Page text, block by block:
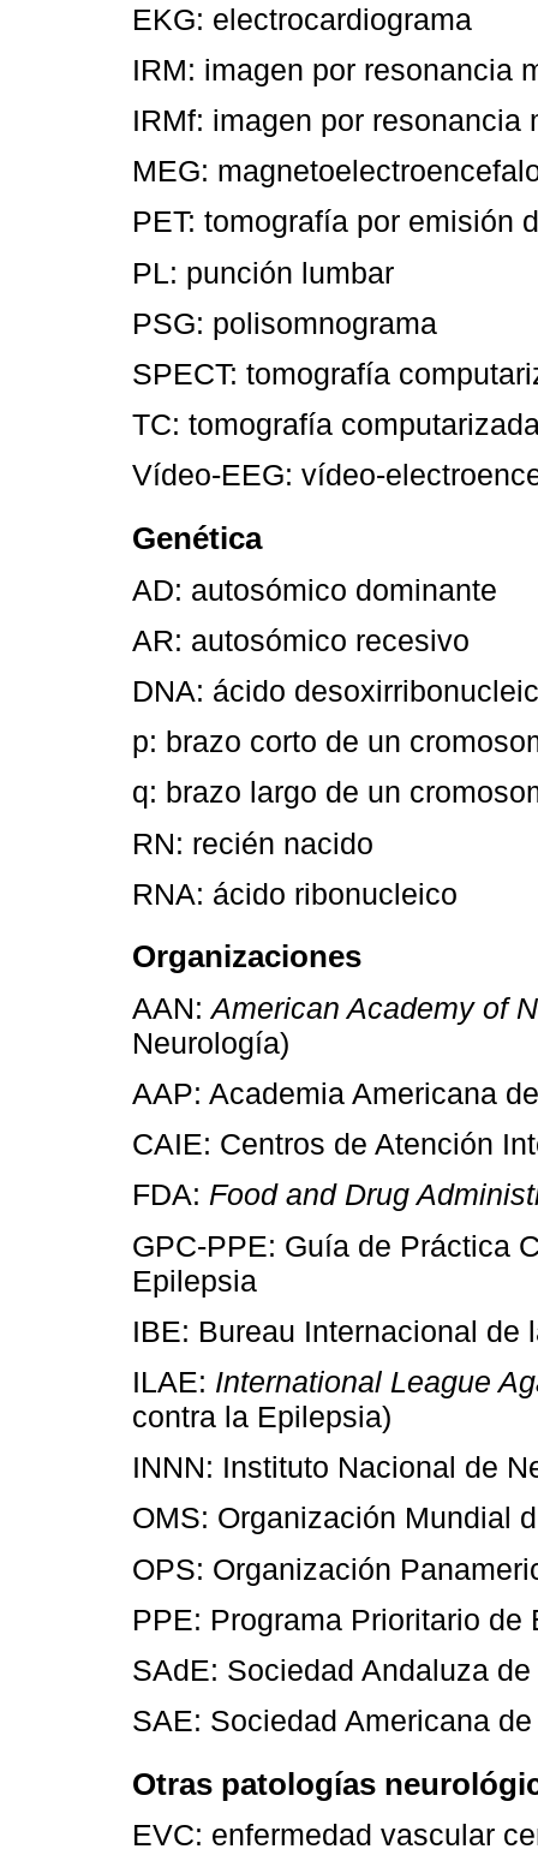
EKG: electrocardiograma
IRM: imagen por resonancia
IRMf: imagen por resonancia
MEG:
PET: tomografía por emisión
PL: punción lumbar
PSG: polisomnograma
SPECT: tomografía
TC: tomografía
Vídeo-EEG: vídeo-
Genética
AD: autosómico dominante
AR: autosómico recesivo
DNA: ácido
p: brazo corto de un
q: brazo largo de un
RN: recién nacido
RNA: ácido ribonucleico
Organizaciones
AAN:American Academy of
Neurología)
AAP: Academia Americana
CAIE: Centros de Atención
FDA: Food and Drug
GPC-PPE: Guía de Práctica
Epilepsia
IBE: Bureau Internacional de
ILAE: International League
contra la Epilepsia)
INNN: Instituto Nacional de
OMS: Organización Mundial
OPS: Organización
PPE: Programa Prioritario de
SAdE: Sociedad Andaluza
SAE: Sociedad Americana
Otras patologías
EVC: enfermedad vascular